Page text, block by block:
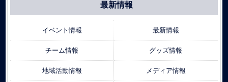
最新情報
イベント情報 最新情報
チーム情報 グッズ情報
地域活動情報 メディア情報